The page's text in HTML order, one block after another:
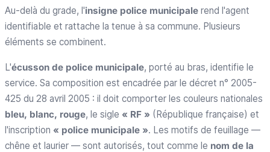
Au-delà du grade, l'insigne police municipale rend l'agent
identifiable et rattache la tenue à sa commune. Plusieurs
éléments se combinent.
L'écusson de police municipale, porté au bras, identifie le
service. Sa composition est encadrée par le décret n° 2005-
425 du 28 avril 2005 : il doit comporter les couleurs nationales
bleu, blanc, rouge, le sigle « RF » (République française) et
l'inscription « police municipale ». Les motifs de feuillage —
chêne et laurier — sont autorisés, tout comme le nom de la